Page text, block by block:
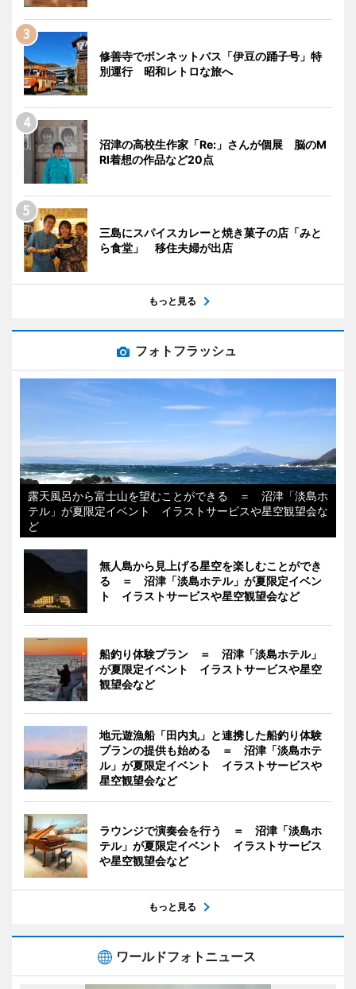
修善寺でボンネットバス「伊豆の踊子号」特
別運行 昭和レトロな旅へ
沼津の高校生作家「Re:」さんが個展 脳のM
RI着想の作品など20点
三島にスパイスカレーと焼き菓子の店「みと
ら食堂」 移住夫婦が出店
もっと見る
フォトフラッシュ
露天風呂から富士山を望むことができる ＝ 沼津「淡島ホ
テル」が夏限定イベント イラストサービスや星空観望会な
ど
無人島から見上げる星空を楽しむことができ
る ＝ 沼津「淡島ホテル」が夏限定イベン
ト イラストサービスや星空観望会など
船釣り体験プラン ＝ 沼津「淡島ホテル」
が夏限定イベント イラストサービスや星空
観望会など
地元遊漁船「田内丸」と連携した船釣り体験
プランの提供も始める ＝ 沼津「淡島ホテ
ル」が夏限定イベント イラストサービスや
星空観望会など
ラウンジで演奏会を行う ＝ 沼津「淡島ホ
テル」が夏限定イベント イラストサービス
や星空観望会など
もっと見る
ワールドフォトニュース